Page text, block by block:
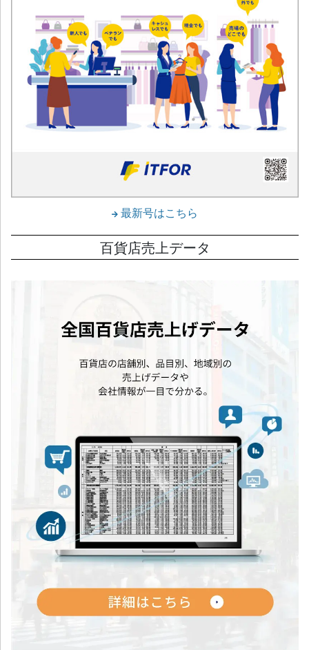
最新号はこちら
百貨店売上データ